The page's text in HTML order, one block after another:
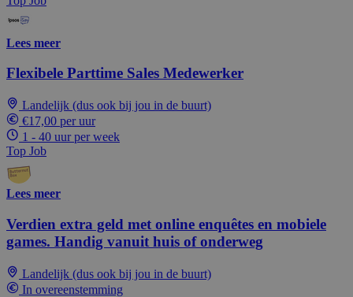
Lees meer
Flexibele Parttime Sales Medewerker
Landelijk (dus ook bij jou in de buurt)
€17,00 per uur
1 - 40 uur per week
Top Job
Lees meer
Verdien extra geld met online enquêtes en mobiele
games. Handig vanuit huis of onderweg
Landelijk (dus ook bij jou in de buurt)
In overeenstemming